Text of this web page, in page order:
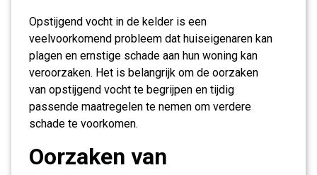
Opstijgend vocht in de kelder is een
veelvoorkomend probleem dat huiseigenaren kan
plagen en ernstige schade aan hun woning kan
veroorzaken. Het is belangrijk om de oorzaken
van opstijgend vocht te begrijpen en tijdig
passende maatregelen te nemen om verdere
schade te voorkomen.
Oorzaken van